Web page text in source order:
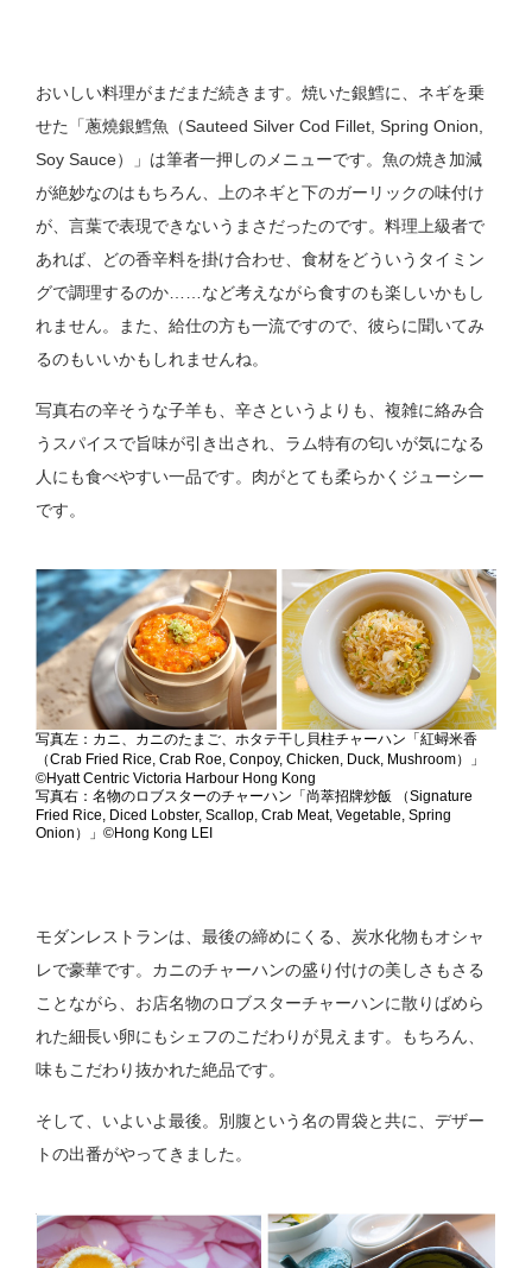
おいしい料理がまだまだ続きます。焼いた銀鱈に、ネギを乗
せた「蔥燒銀鱈魚（Sauteed Silver Cod Fillet, Spring Onion,
Soy Sauce）」は筆者一押しのメニューです。魚の焼き加減
が絶妙なのはもちろん、上のネギと下のガーリックの味付け
が、言葉で表現できないうまさだったのです。料理上級者で
あれば、どの香辛料を掛け合わせ、食材をどういうタイミン
グで調理するのか……など考えながら食すのも楽しいかもし
れません。また、給仕の方も一流ですので、彼らに聞いてみ
るのもいいかもしれませんね。
写真右の辛そうな子羊も、辛さというよりも、複雑に絡み合
うスパイスで旨味が引き出され、ラム特有の匂いが気になる
人にも食べやすい一品です。肉がとても柔らかくジューシー
です。
写真左：カニ、カニのたまご、ホタテ干し貝柱チャーハン「紅蟳米香
（Crab Fried Rice, Crab Roe, Conpoy, Chicken, Duck, Mushroom）」
©Hyatt Centric Victoria Harbour Hong Kong
写真右：名物のロブスターのチャーハン「尚萃招牌炒飯 （Signature
Fried Rice, Diced Lobster, Scallop, Crab Meat, Vegetable, Spring
Onion）」©Hong Kong LEI
モダンレストランは、最後の締めにくる、炭水化物もオシャ
レで豪華です。カニのチャーハンの盛り付けの美しさもさる
ことながら、お店名物のロブスターチャーハンに散りばめら
れた細長い卵にもシェフのこだわりが見えます。もちろん、
味もこだわり抜かれた絶品です。
そして、いよいよ最後。別腹という名の胃袋と共に、デザー
トの出番がやってきました。